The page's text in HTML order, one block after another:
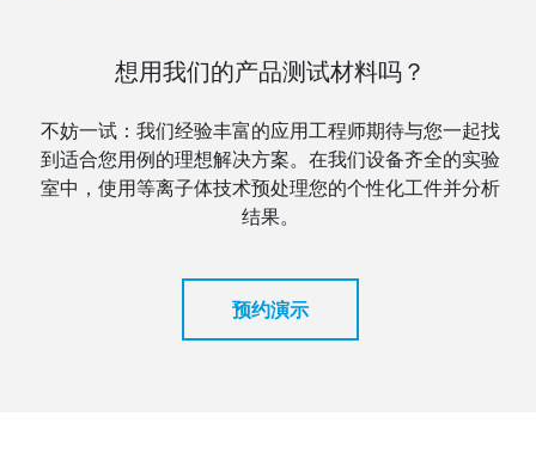
想用我们的产品测试材料吗？
不妨一试：我们经验丰富的应用工程师期待与您一起找
到适合您用例的理想解决方案。在我们设备齐全的实验
室中，使用等离子体技术预处理您的个性化工件并分析
结果。
预约演示